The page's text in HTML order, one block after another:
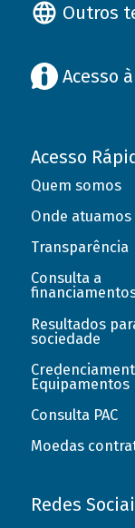
Outros
Acesso
Acesso
Quem somos
Onde atuamos
Transparência
Consulta a
Resultados
sociedade
Equipamentos
Consulta PAC
Moedas
Redes